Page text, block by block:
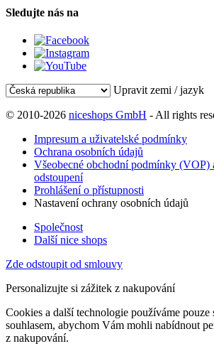
Sledujte nás na
Upravit zemi / jazyk
© 2010-2026 niceshops GmbH - All rights
Impresum a uživatelské podmínky
Ochrana osobních údajů
Všeobecné obchodní podmínky (VOP)
odstoupení
Prohlášení o přístupnosti
Nastavení ochrany osobních údajů
Společnost
Další nice shops
Zde odstoupit od smlouvy
Personalizujte si zážitek z nakupování
Cookies a další technologie používáme
souhlasem, abychom Vám mohli nabídnout
z nakupování.